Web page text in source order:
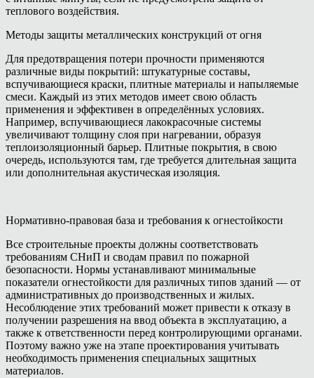
теплового воздействия.
Методы защиты металлических конструкций от огня
Для предотвращения потери прочности применяются
различные виды покрытий: штукатурные составы,
вспучивающиеся краски, плитные материалы и напыляемые
смеси. Каждый из этих методов имеет свою область
применения и эффективен в определённых условиях.
Например, вспучивающиеся лакокрасочные системы
увеличивают толщину слоя при нагревании, образуя
теплоизоляционный барьер. Плитные покрытия, в свою
очередь, используются там, где требуется длительная защита
или дополнительная акустическая изоляция.
Нормативно-правовая база и требования к огнестойкости
Все строительные проекты должны соответствовать
требованиям СНиП и сводам правил по пожарной
безопасности. Нормы устанавливают минимальные
показатели огнестойкости для различных типов зданий — от
административных до производственных и жилых.
Несоблюдение этих требований может привести к отказу в
получении разрешения на ввод объекта в эксплуатацию, а
также к ответственности перед контролирующими органами.
Поэтому важно уже на этапе проектирования учитывать
необходимость применения специальных защитных
материалов.